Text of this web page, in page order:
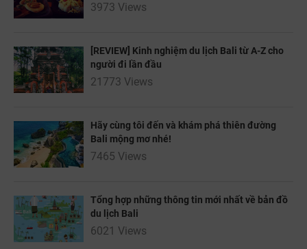
3973 Views
[REVIEW] Kinh nghiệm du lịch Bali từ A-Z cho
người đi lần đầu
21773 Views
Hãy cùng tôi đến và khám phá thiên đường
Bali mộng mơ nhé!
7465 Views
Tổng hợp những thông tin mới nhất về bản đồ
du lịch Bali
6021 Views